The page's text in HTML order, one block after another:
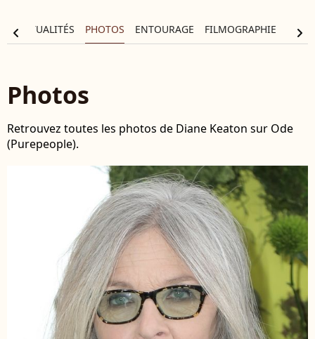
ACTUALITÉS PHOTOS ENTOURAGE FILMOGRAPHIE
chevron_left chevron_right
Photos
Retrouvez toutes les photos de Diane Keaton sur Ode
(Purepeople).